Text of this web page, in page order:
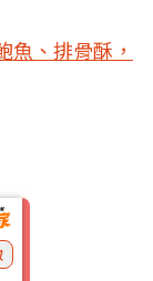
魚、排骨酥，